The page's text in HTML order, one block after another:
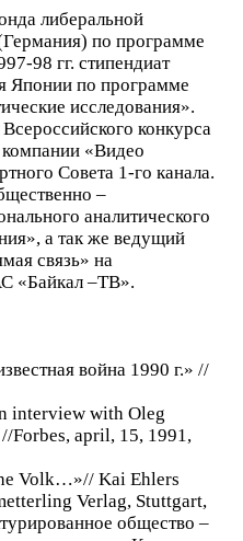
либеральной
по программе
98 гг. стипендиат
Японии по программе
исследования».
конкурса
компании «Видео
Совета 1-го канала.
–
аналитического
а так же ведущий
связь» на
«Байкал –ТВ».
война 1990 г.» //
interview with Oleg
Forbes, april, 15, 1991,
Volk…»// Kai Ehlers
Verlag, Stuttgart,
общество –